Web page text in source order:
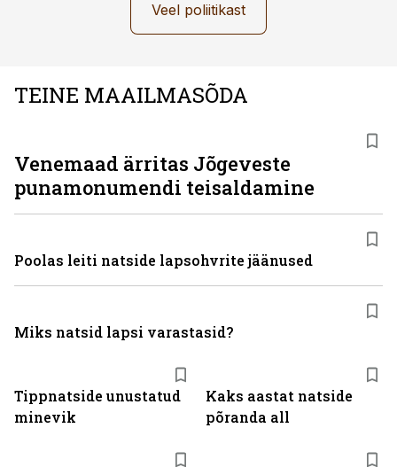
Veel poliitikast
TEINE MAAILMASÕDA
Tippnatside unustatud
minevik
Kaks aastat natside
põranda all
Venemaad ärritas Jõgeveste
punamonumendi teisaldamine
Poolas leiti natside lapsohvrite jäänused
Miks natsid lapsi varastasid?